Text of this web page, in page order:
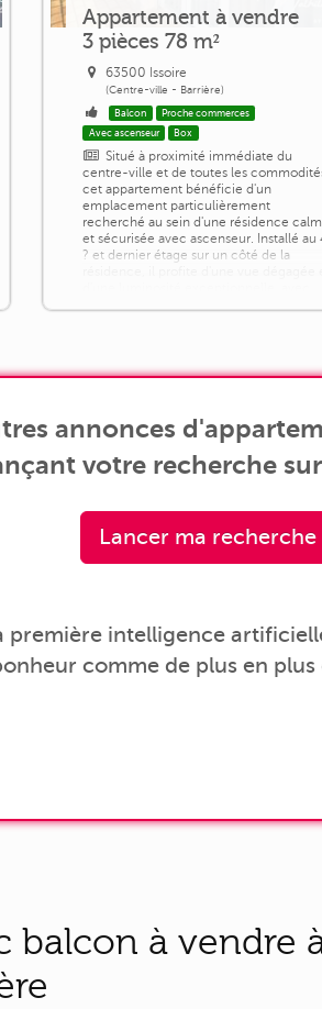
Appartement à vendre
3 pièces 78 m²
63500 Issoire
(Centre-ville - Barrière)
Balcon
Proche commerces
Avec ascenseur
Box
Situé à proximité immédiate du
centre-ville et de toutes les
cet appartement bénéficie d'un
emplacement particulièrement
recherché au sein d'une résidence
et sécurisée avec ascenseur. Installé au
? et dernier étage sur un côté de la
annonces
votre recherche
Lancer ma recherche
première intelligence
comme de plus en plus
balcon à vendre